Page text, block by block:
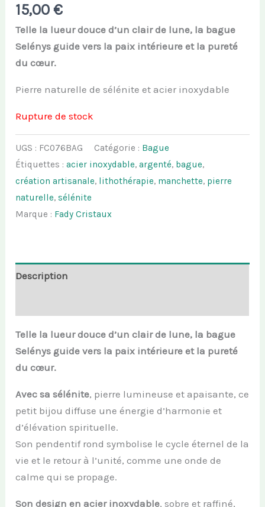
15,00€
Telle la lueur douce d’un clair de lune, la bague
Selénys guide vers la paix intérieure et la pureté
du cœur.
Pierre naturelle de sélénite et acier inoxydable
Rupture de stock
UGS : FC076BAG Catégorie : Bague
Étiquettes :acier inoxydable,argenté, bague,
création artisanale, lithothérapie, manchette, pierre
naturelle, sélénite
Marque : Fady Cristaux
Description
Telle la lueur douce d’un clair de lune, la bague
Selénys guide vers la paix intérieure et la pureté
du cœur.
Avec sa sélénite, pierre lumineuse et apaisante, ce
petit bijou diffuse une énergie d’harmonie et
d’élévation spirituelle.
Son pendentif rond symbolise le cycle éternel de la
vie et le retour à l’unité, comme une onde de
calme qui se propage.
Son design en acier inoxydable, sobre et raffiné,